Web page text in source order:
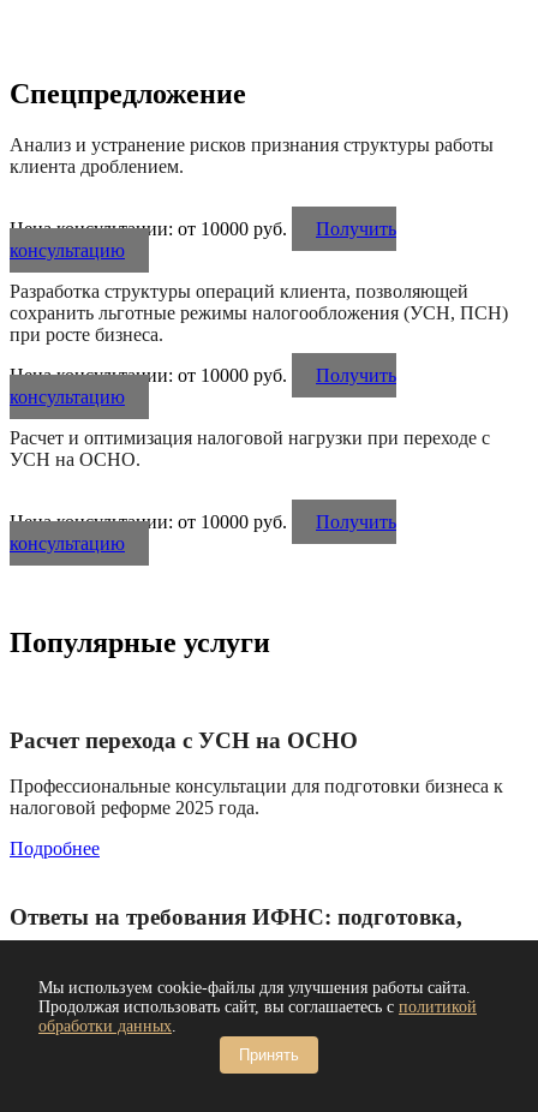
Спецпредложение
Анализ и устранение рисков признания структуры работы
клиента дроблением.
Цена консультации: от 10000 руб.
Получить
консультацию
Разработка структуры операций клиента, позволяющей
сохранить льготные режимы налогообложения (УСН, ПСН)
при росте бизнеса.
Цена консультации: от 10000 руб.
Получить
консультацию
Расчет и оптимизация налоговой нагрузки при переходе с
УСН на ОСНО.
Цена консультации: от 10000 руб.
Получить
консультацию
Популярные услуги
Расчет перехода с УСН на ОСНО
Профессиональные консультации для подготовки бизнеса к
налоговой реформе 2025 года.
Подробнее
Ответы на требования ИФНС: подготовка,
отправка
Минимизируйте риски и адаптируйтесь к новым требованиям
с уверенностью.
Мы используем cookie-файлы для улучшения работы сайта.
Продолжая использовать сайт, вы соглашаетесь с политикой
обработки данных.
Принять